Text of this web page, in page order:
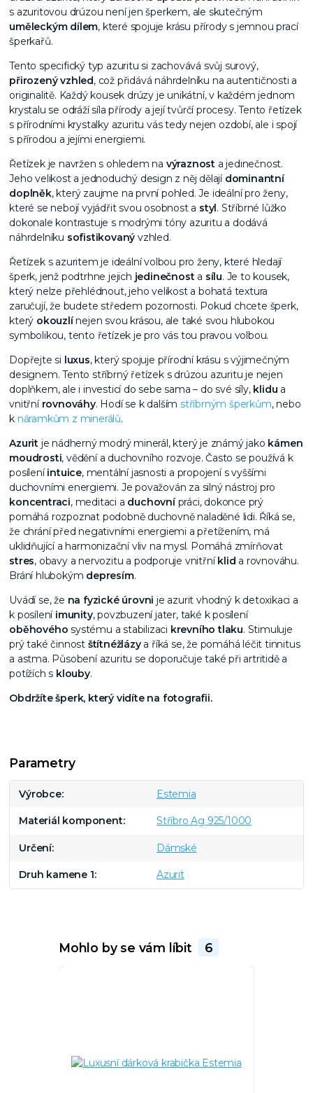
s azuritovou drúzou není jen šperkem, ale skutečným
uměleckým dílem, které spojuje krásu přírody s jemnou prací
šperkařů.
Tento specifický typ azuritu si zachovává svůj surový,
přirozený vzhled, což přidává náhrdelníku na autentičnosti a
originalitě. Každý kousek drúzy je unikátní, v každém jednom
krystalu se odráží síla přírody a její tvůrčí procesy. Tento řetízek
s přírodními krystalky azuritu vás tedy nejen ozdobí, ale i spojí
s přírodou a jejími energiemi.
Řetízek je navržen s ohledem na výraznosta jedinečnost.
Jeho velikost a jednoduchý design z něj dělají dominantní
doplněk, který zaujme na první pohled. Je ideální pro ženy,
které se nebojí vyjádřit svou osobnost a styl. Stříbrné lůžko
dokonale kontrastuje s modrými tóny azuritu a dodává
náhrdelníku sofistikovaný vzhled.
Řetízek s azuritem je ideální volbou pro ženy, které hledají
šperk, jenž podtrhne jejich jedinečnosta sílu. Je to kousek,
který nelze přehlédnout, jeho velikost a bohatá textura
zaručují, že budete středem pozornosti. Pokud chcete šperk,
který okouzlínejen svou krásou, ale také svou hlubokou
symbolikou, tento řetízek je pro vás tou pravou volbou.
Dopřejte si luxus, který spojuje přírodní krásu s výjimečným
designem. Tento stříbrný řetízek s drúzou azuritu je nejen
doplňkem, ale i investicí do sebe sama – do své síly, klidu a
vnitřní rovnováhy. Hodí se k dalším stříbrným šperkům, nebo
k náramkům z minerálů.
Azuritje nádherný modrý minerál, který je známý jako kámen
moudrosti, vědění a duchovního rozvoje. Často se používá k
posíleníintuice, mentální jasnosti a propojení s vyššími
duchovními energiemi. Je považován za silný nástroj pro
koncentraci, meditaci a duchovnípráci, dokonce prý
pomáhá rozpoznat podobně duchovně naladěné lidi. Říká se,
že chrání před negativními energiemi a přetížením, má
uklidňující a harmonizační vliv na mysl. Pomáhá zmírňovat
stres, obavy a nervozitu a podporuje vnitřníklid a rovnováhu.
Brání hlubokým depresím.
Uvádí se, že na fyzické úrovni je azurit vhodný k detoxikaci a
k posílení imunity, povzbuzení jater, také k posílení
oběhového systému a stabilizaci krevního tlaku. Stimuluje
prý také činnost štítnéžlázya říká se, že pomáhá léčit tinnitus
a astma. Působení azuritu se doporučuje také při artritidě a
potížích s klouby.
Obdržíte šperk, který vidíte na fotografii.
Parametry
Výrobce Estemia
Materiál komponent Stříbro Ag 925/1000
Určení Dámské
Druh kamene 1 Azurit
Mohlo by se vám líbit 6